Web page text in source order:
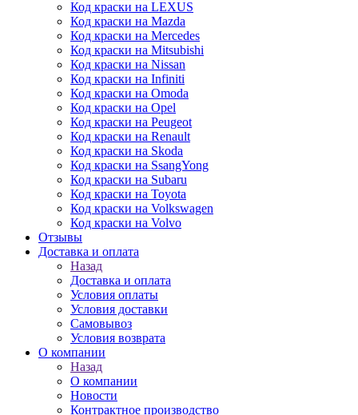
Код краски на LEXUS
Код краски на Mazda
Код краски на Mercedes
Код краски на Mitsubishi
Код краски на Nissan
Код краски на Infiniti
Код краски на Omoda
Код краски на Opel
Код краски на Peugeot
Код краски на Renault
Код краски на Skoda
Код краски на SsangYong
Код краски на Subaru
Код краски на Toyota
Код краски на Volkswagen
Код краски на Volvo
Отзывы
Доставка и оплата
Назад
Доставка и оплата
Условия оплаты
Условия доставки
Самовывоз
Условия возврата
О компании
Назад
О компании
Новости
Контрактное производство